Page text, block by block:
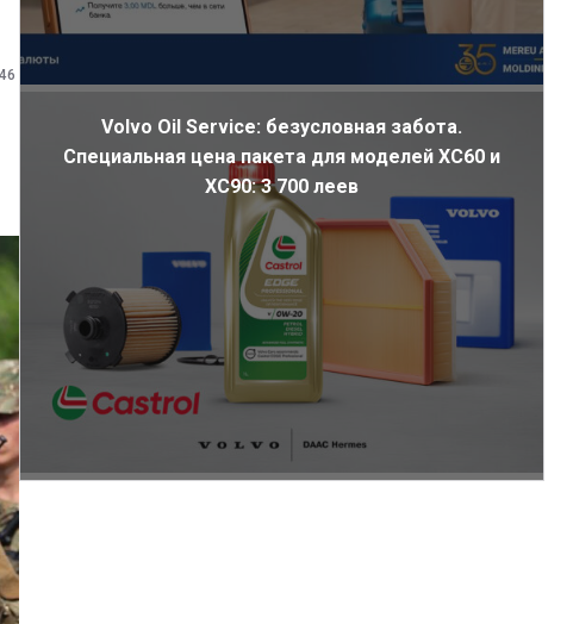
Volvo Oil Service: безусловная забота.
Специальная цена пакета для моделей XC60 и
XC90: 3 700 леев